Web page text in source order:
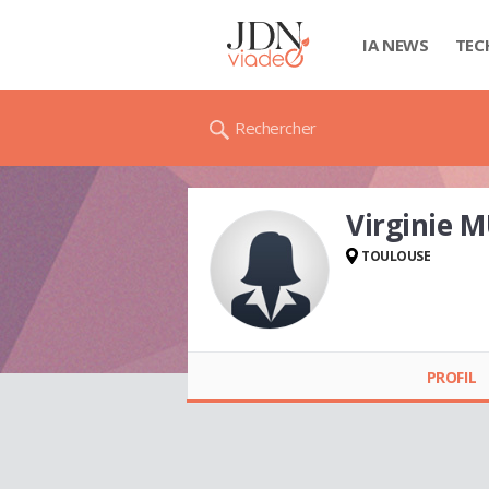
IA NEWS
Rechercher
Virginie
TOULOUSE
PROFIL